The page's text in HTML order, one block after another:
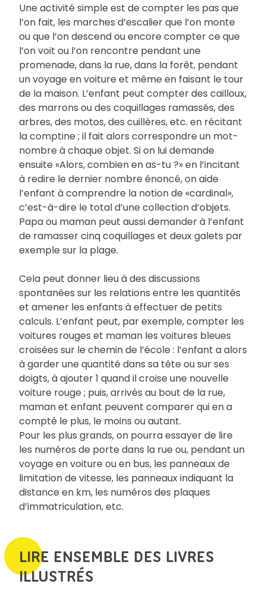
Une activité simple est de compter les pas que
l’on fait, les marches d’escalier que l’on monte
ou que l’on descend ou encore compter ce que
l’on voit ou l’on rencontre pendant une
promenade, dans la rue, dans la forêt, pendant
un voyage en voiture et même en faisant le tour
de la maison. L’enfant peut compter des cailloux,
des marrons ou des coquillages ramassés, des
arbres, des motos, des cuillères, etc. en récitant
la comptine ; il fait alors correspondre un mot-
nombre à chaque objet. Si on lui demande
ensuite «Alors, combien en as-tu ?» en l’incitant
à redire le dernier nombre énoncé, on aide
l’enfant à comprendre la notion de «cardinal»,
c’est-à-dire le total d’une collection d’objets.
Papa ou maman peut aussi demander à l’enfant
de ramasser cinq coquillages et deux galets par
exemple sur la plage.
Cela peut donner lieu à des discussions
spontanées sur les relations entre les quantités
et amener les enfants à effectuer de petits
calculs. L’enfant peut, par exemple, compter les
voitures rouges et maman les voitures bleues
croisées sur le chemin de l’école : l’enfant a alors
à garder une quantité dans sa tête ou sur ses
doigts, à ajouter 1 quand il croise une nouvelle
voiture rouge ; puis, arrivés au bout de la rue,
maman et enfant peuvent comparer qui en a
compté le plus, le moins ou autant.
Pour les plus grands, on pourra essayer de lire
les numéros de porte dans la rue ou, pendant un
voyage en voiture ou en bus, les panneaux de
limitation de vitesse, les panneaux indiquant la
distance en km, les numéros des plaques
d’immatriculation, etc.
LIRE ENSEMBLE DES LIVRES
ILLUSTRÉS